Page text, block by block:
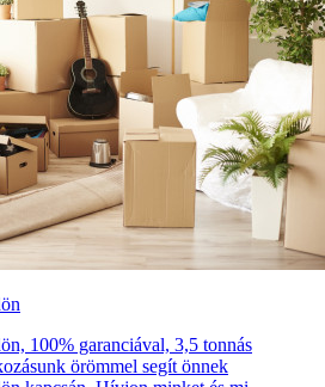
100% garanciával, 3,5 tonnás
örömmel segít önnek